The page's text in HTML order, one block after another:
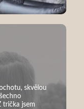
skvělou
trička jsem